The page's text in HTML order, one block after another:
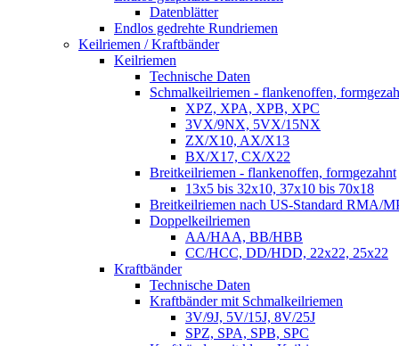
Datenblätter
Endlos gedrehte Rundriemen
Keilriemen / Kraftbänder
Keilriemen
Technische Daten
Schmalkeilriemen - flankenoffen,
XPZ, XPA, XPB, XPC
3VX/9NX, 5VX/15NX
ZX/X10, AX/X13
BX/X17, CX/X22
Breitkeilriemen - flankenoffen, formgezahnt
13x5 bis 32x10, 37x10 bis 70x18
Breitkeilriemen nach US-Standard RMA/
Doppelkeilriemen
AA/HAA, BB/HBB
CC/HCC, DD/HDD, 22x22, 25x22
Kraftbänder
Technische Daten
Kraftbänder mit Schmalkeilriemen
3V/9J, 5V/15J, 8V/25J
SPZ, SPA, SPB, SPC